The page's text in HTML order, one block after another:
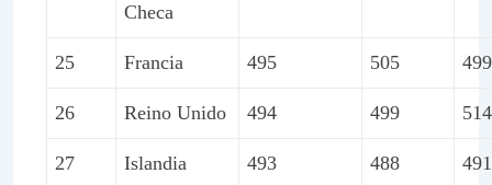
Checa
25 Francia 495 505 499
26 Reino Unido 494 499 514
27 Islandia 493 488 491